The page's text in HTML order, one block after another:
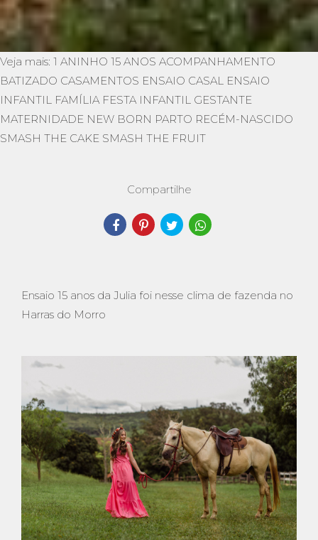
Veja mais: 1 ANINHO 15 ANOS ACOMPANHAMENTO
BATIZADO CASAMENTOS ENSAIO CASAL ENSAIO
INFANTIL FAMÍLIA FESTA INFANTIL GESTANTE
MATERNIDADE NEW BORN PARTO RECÉM-NASCIDO
SMASH THE CAKE SMASH THE FRUIT
Compartilhe
Ensaio 15 anos da Julia foi nesse clima de fazenda no
Harras do Morro